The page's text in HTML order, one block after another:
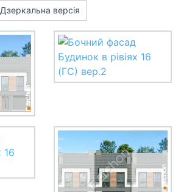
Дзеркальна версія